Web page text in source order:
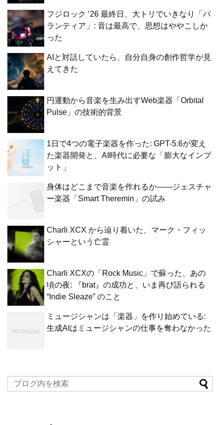
フジロック ’26 最終日、大トリでいきなり「パ
ランティア」: 音は最高で、思想はややこしか
った
AIと対話していたら、自分自身の創作哲学が見
えてきた
円運動から音楽を生み出すWeb楽器「Orbital
Pulse」の技術的背景
1日で4つの電子楽器を作った: GPT-5.6が変え
た楽器開発と、AI時代に必要な「膨大なインプ
ット」
身体はどこまで音楽を作れるか——ジェスチャ
ー楽器「Smart Theremin」の試み
Charli XCX から辿り着いた、マーク・フィッ
シャーという亡霊
Charli XCXの「Rock Music」で蘇った、あの
頃の夜: 『brat』の成功と、いま再び語られる
“Indie Sleaze” のこと
ミュージシャンは「楽器」を作り始めている:
生成AIはミュージシャンの仕事を奪わなかった